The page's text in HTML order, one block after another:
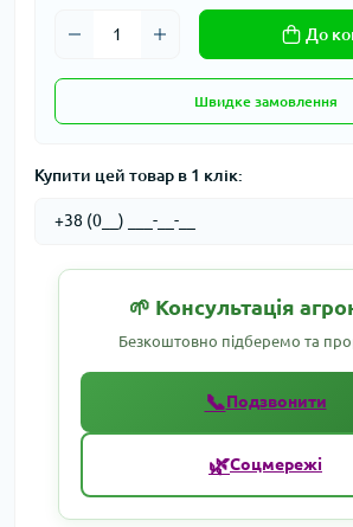
До
Швидке замовлення
Купити цей товар в 1 клік:
🌱 Консультація
Безкоштовно підберемо та
📞Подзвонити
🌿Соцмережі